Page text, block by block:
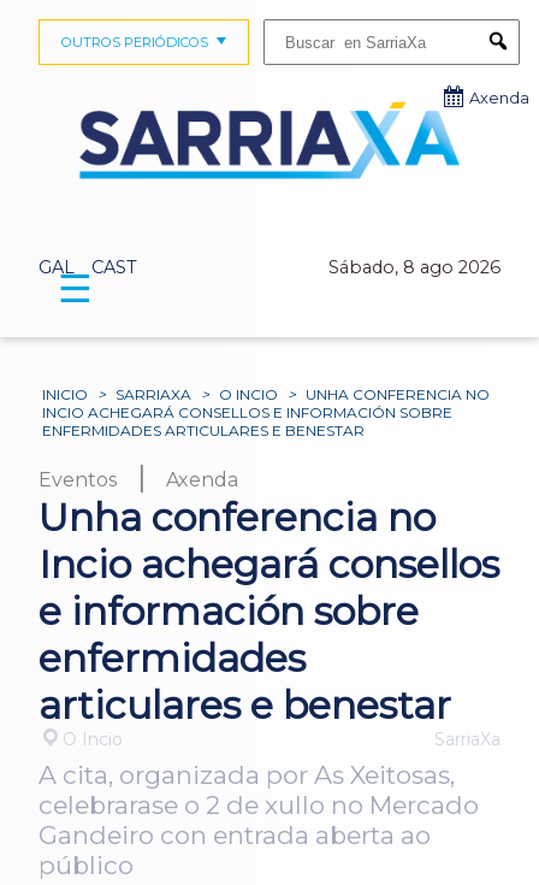
GAL CAST Sábado, 8 ago 2026
OUTROS PERIÓDICOS
Axenda
☰
INICIO > SARRIAXA > O INCIO > UNHA CONFERENCIA NO
INCIO ACHEGARÁ CONSELLOS E INFORMACIÓN SOBRE
ENFERMIDADES ARTICULARES E BENESTAR
Eventos | Axenda
Unha conferencia no
Incio achegará consellos
e información sobre
enfermidades
articulares e benestar
O Incio SarriaXa
A cita, organizada por As Xeitosas,
celebrarase o 2 de xullo no Mercado
Gandeiro con entrada aberta ao
público